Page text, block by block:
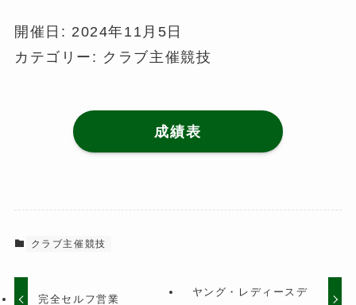
開催日: 2024年11月5日
カテゴリー: クラブ主催競技
成績表
クラブ主催競技
完全セルフ営業
ヤング・レディースデ